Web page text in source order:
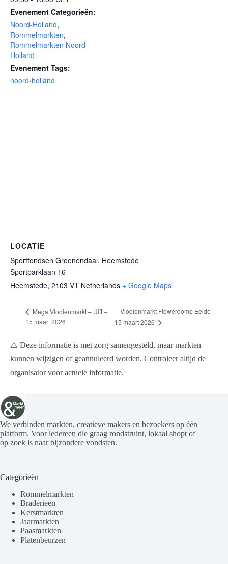
Evenement Categorieën:
Noord-Holland,
Rommelmarkten,
Rommelmarkten Noord-
Holland
Evenement Tags:
noord-holland
LOCATIE
Sportfondsen Groenendaal, Heemstede
Sportparklaan 16
Heemstede, 2103 VT Netherlands + Google Maps
Mega Vlooienmarkt – Ulft –
15 maart 2026
Vlooienmarkt Flowerdome Eelde –
15 maart 2026
⚠️ Deze informatie is met zorg samengesteld, maar markten
kunnen wijzigen of geannuleerd worden. Controleer altijd de
organisator voor actuele informatie.
We verbinden markten, creatieve makers en bezoekers op één
platform. Voor iedereen die graag rondstruint, lokaal shopt of
op zoek is naar bijzondere vondsten.
Categorieën
Rommelmarkten
Braderieën
Kerstmarkten
Jaarmarkten
Paasmarkten
Platenbeurzen